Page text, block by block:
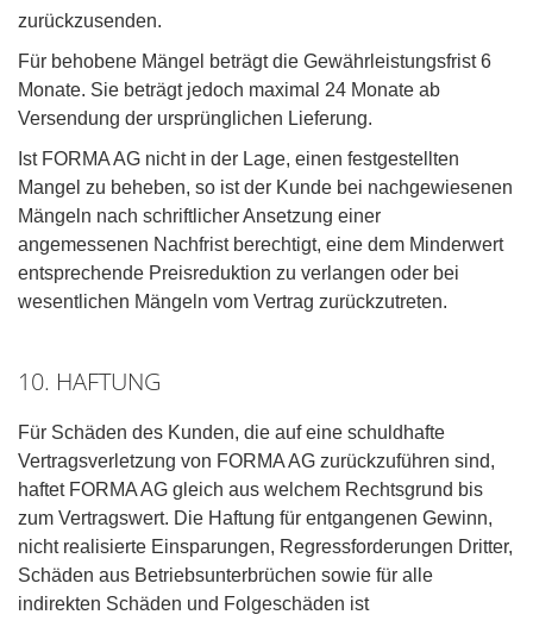
zurückzusenden.
Für behobene Mängel beträgt die Gewährleistungsfrist 6
Monate. Sie beträgt jedoch maximal 24 Monate ab
Versendung der ursprünglichen Lieferung.
Ist FORMA AG nicht in der Lage, einen festgestellten
Mangel zu beheben, so ist der Kunde bei nachgewiesenen
Mängeln nach schriftlicher Ansetzung einer
angemessenen Nachfrist berechtigt, eine dem Minderwert
entsprechende Preisreduktion zu verlangen oder bei
wesentlichen Mängeln vom Vertrag zurückzutreten.
10. HAFTUNG
Für Schäden des Kunden, die auf eine schuldhafte
Vertragsverletzung von FORMA AG zurückzuführen sind,
haftet FORMA AG gleich aus welchem Rechtsgrund bis
zum Vertragswert. Die Haftung für entgangenen Gewinn,
nicht realisierte Einsparungen, Regressforderungen Dritter,
Schäden aus Betriebsunterbrüchen sowie für alle
indirekten Schäden und Folgeschäden ist